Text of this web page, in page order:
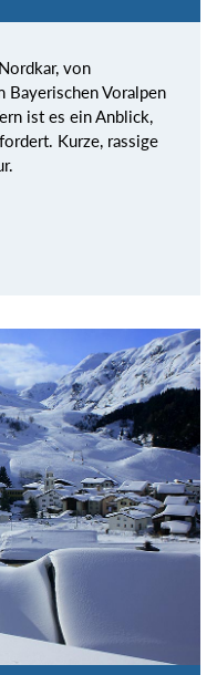
von
Bayerischen Voralpen
ist es ein Anblick,
Kurze, rassige